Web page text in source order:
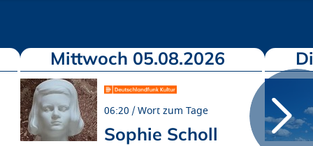
Mittwoch 05.08.2026
06:20 Wort zum Tage
Sophie Scholl